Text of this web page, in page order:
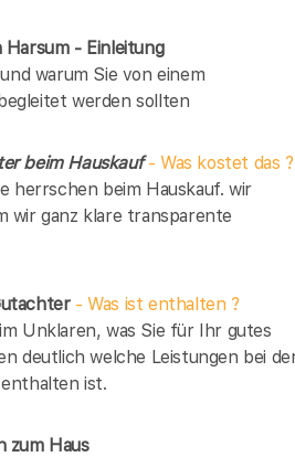
Harsum - Einleitung
warum Sie von einem
werden sollten
beim Hauskauf- Was kostet das ?
herrschen beim Hauskauf. wir
wir ganz klare transparente
- Was ist enthalten ?
Unklaren, was Sie für Ihr gutes
deutlich welche Leistungen bei
ist.
zum Haus